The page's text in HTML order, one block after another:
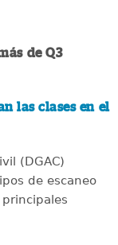
de Q3
las clases en el
(DGAC)
de escaneo